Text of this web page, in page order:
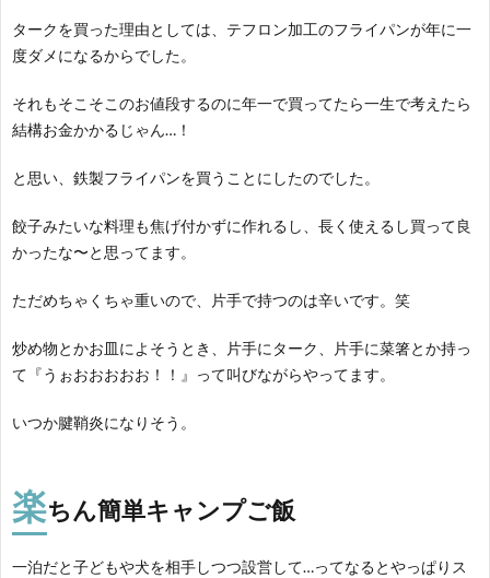
タークを買った理由としては、テフロン加工のフライパンが年に一
度ダメになるからでした。
それもそこそこのお値段するのに年一で買ってたら一生で考えたら
結構お金かかるじゃん…！
と思い、鉄製フライパンを買うことにしたのでした。
餃子みたいな料理も焦げ付かずに作れるし、長く使えるし買って良
かったな〜と思ってます。
ただめちゃくちゃ重いので、片手で持つのは辛いです。笑
炒め物とかお皿によそうとき、片手にターク、片手に菜箸とか持っ
て『うぉおおおおお！！』って叫びながらやってます。
いつか腱鞘炎になりそう。
楽ちん簡単キャンプご飯
一泊だと子どもや犬を相手しつつ設営して…ってなるとやっぱりス